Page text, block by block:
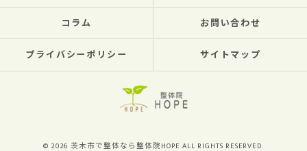
コラム お問い合わせ
プライバシーポリシー サイトマップ
© 2026 茨木市で整体なら整体院HOPE ALL RIGHTS RESERVED.